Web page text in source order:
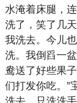
水淹着床腿，
洗了，笑了几
我洗去。今儿
洗。我倒舀一
鸯送了好些果
们打发你吃。”